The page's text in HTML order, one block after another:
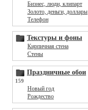
Бизнес, люди, клипарт
Золото, деньги, доллары
Телефон
Текстуры и фоны
Кирпичная стена
Стены
Праздничные обои
159
Новый год
Рождество